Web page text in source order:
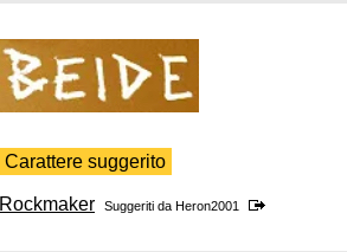
Carattere suggerito
Rockmaker Suggeriti da Heron2001